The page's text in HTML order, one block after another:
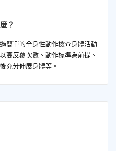
？
簡單的全身性動作檢查身體活動
高反覆次數、動作標準為前提、
充分伸展身體等。